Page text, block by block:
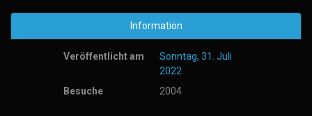
Information
Veröffentlicht am
Sonntag, 31. Juli
2022
Besuche
2004